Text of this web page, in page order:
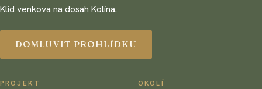
Klid venkova na dosah Kolína.
DOMLUVIT PROHLÍDKU
PROJEKT OKOLÍ